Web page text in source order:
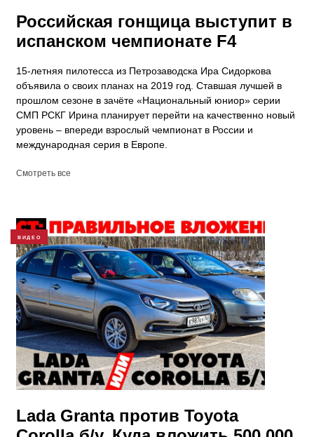
Российская гонщица выступит в
испанском чемпионате F4
15-летняя пилотесса из Петрозаводска Ира Сидоркова
объявила о своих планах на 2019 год. Ставшая лучшей в
прошлом сезоне в зачёте «Национальный юниор» серии
СМП РСКГ Ирина планирует перейти на качественно новый
уровень – впереди взрослый чемпионат в России и
международная серия в Европе.
Смотреть все
ВИДЕО
Lada Granta против Toyota